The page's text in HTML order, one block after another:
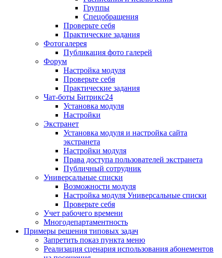
Группы
Спецобращения
Проверьте себя
Практические задания
Фотогалерея
Публикация фото галерей
Форум
Настройка модуля
Проверьте себя
Практические задания
Чат-боты Битрикс24
Установка модуля
Настройки
Экстранет
Установка модуля и настройка сайта
экстранета
Настройки модуля
Права доступа пользователей экстранета
Публичный сотрудник
Универсальные списки
Возможности модуля
Настройка модуля Универсальные списки
Проверьте себя
Учет рабочего времени
Многодепартаментность
Примеры решения типовых задач
Запретить показ пункта меню
Реализация сценария использования абонементов